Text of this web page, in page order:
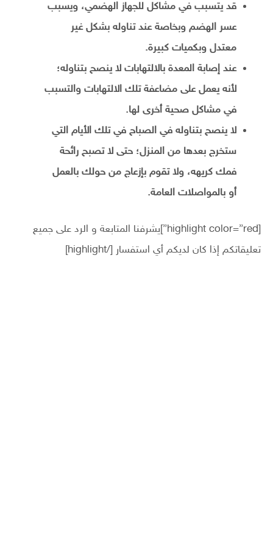
قد يتسبب في مشاكل للجهاز الهضمي، ويسبب
عسر الهضم وبخاصة عند تناوله بشكل غير
معتدل وبكميات كبيرة.
عند إصابة المعدة بالالتهابات لا ينصح بتناوله؛
لأنه يعمل على مضاعفة تلك الالتهابات والتسبب
في مشاكل صحية أخرى لها.
لا ينصح بتناوله في الصباح في تلك الأيام التي
ستخرج بعدها من المنزل؛ حتى لا تصبح رائحة
فمك كريهه، ولا تقوم بإزعاج من حولك بالعمل
أو بالمواصلات العامة.
[highlight color=”red”]يشرفنا المتابعة و الرد على جميع
تعليقاتكم إذا كان لديكم أي استفسار [/highlight]